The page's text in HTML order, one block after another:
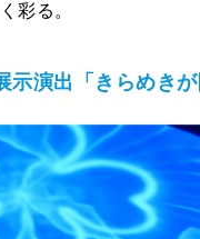
彩る。
示演出「きらめき